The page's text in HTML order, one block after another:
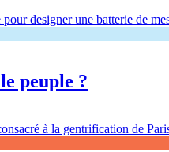
designer une batterie de
peuple ?
à la gentrification de